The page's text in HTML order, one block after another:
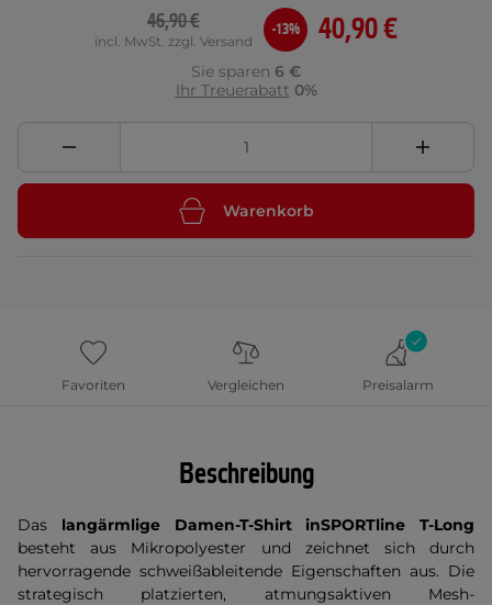
40,90 €
46,90 €
incl. MwSt. zzgl. Versand
-13%
Sie sparen 6 €
Ihr Treuerabatt 0%
Warenkorb
Favoriten Vergleichen Preisalarm
Beschreibung
Das langärmlige
Damen-T-Shirt inSPORTline T-Long
besteht aus Mikropolyester und zeichnet sich durch
hervorragende schweißableitende Eigenschaften aus. Die
strategisch platzierten, atmungsaktiven Mesh-